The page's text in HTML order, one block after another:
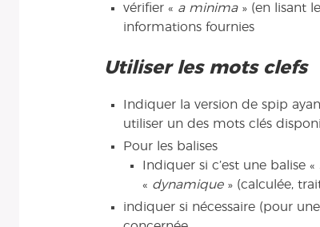
vérifier « a minima» (en lisant
informations fournies
Utiliser les mots clefs
Indiquer la version de spip
utiliser un des mots clés
Pour les balises
Indiquer si c’est une balise «
« dynamique» (calculée,
indiquer si nécessaire (pour